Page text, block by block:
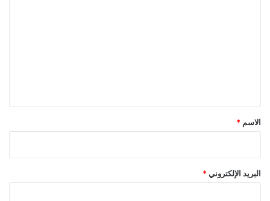
*
الاسم *
البريد الإلكتروني *